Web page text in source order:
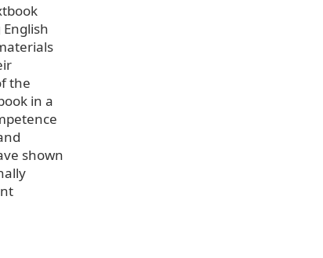
the
in a
shown